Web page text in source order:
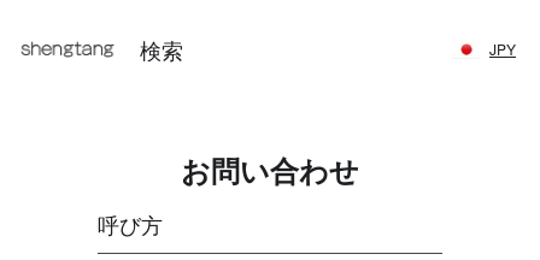
JPY
お問い合わせ
呼び方